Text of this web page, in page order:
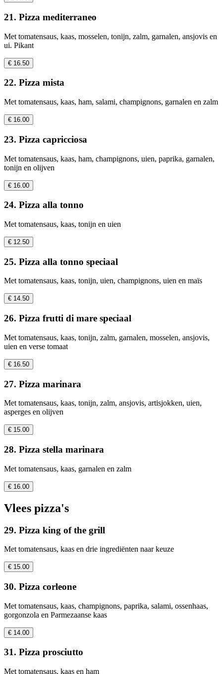
21. Pizza mediterraneo
Met tomatensaus, kaas, mosselen, tonijn, zalm, garnalen, ansjovis en
ui. Pikant
€ 16.50
22. Pizza mista
Met tomatensaus, kaas, ham, salami, champignons, garnalen en zalm
€ 16.00
23. Pizza capricciosa
Met tomatensaus, kaas, ham, champignons, uien, paprika, garnalen,
tonijn en olijven
€ 16.00
24. Pizza alla tonno
Met tomatensaus, kaas, tonijn en uien
€ 12.50
25. Pizza alla tonno speciaal
Met tomatensaus, kaas, tonijn, uien, champignons, uien en maïs
€ 14.50
26. Pizza frutti di mare speciaal
Met tomatensaus, kaas, tonijn, zalm, garnalen, mosselen, ansjovis,
uien en verse tomaat
€ 16.50
27. Pizza marinara
Met tomatensaus, kaas, tonijn, zalm, ansjovis, artisjokken, uien,
asperges en olijven
€ 15.00
28. Pizza stella marinara
Met tomatensaus, kaas, garnalen en zalm
€ 16.00
Vlees pizza's
29. Pizza king of the grill
Met tomatensaus, kaas en drie ingrediënten naar keuze
€ 15.00
30. Pizza corleone
Met tomatensaus, kaas, champignons, paprika, salami, ossenhaas,
gorgonzola en Parmezaanse kaas
€ 14.00
31. Pizza prosciutto
Met tomatensaus, kaas en ham